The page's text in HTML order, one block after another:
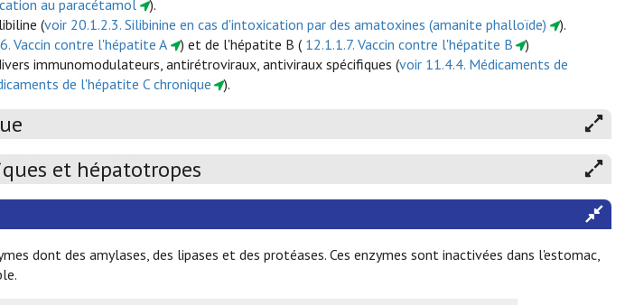
au paracétamol
).
(voir 20.1.2.3. Silibinine en cas d'intoxication par des amatoxines (amanite phalloïde)
).
Vaccin contre l'hépatite A ) et de l'hépatite B (12.1.1.7. Vaccin contre l'hépatite B
)
immunomodulateurs, antirétroviraux, antiviraux spécifiques (voir 11.4.4. Médicaments de
de l'hépatite C chronique ).
et hépatotropes
dont des amylases, des lipases et des protéases. Ces enzymes sont inactivées dans l'estomac,